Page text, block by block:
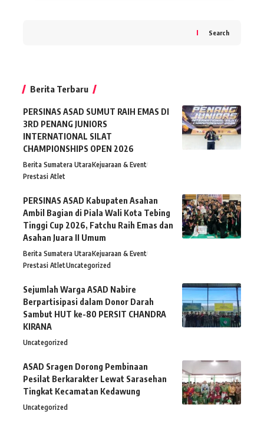
Search
Berita Terbaru
PERSINAS ASAD SUMUT RAIH EMAS DI
3RD PENANG JUNIORS
INTERNATIONAL SILAT
CHAMPIONSHIPS OPEN 2026
Berita Sumatera UtaraKejuaraan & Event
Prestasi Atlet
PERSINAS ASAD Kabupaten Asahan
Ambil Bagian di Piala Wali Kota Tebing
Tinggi Cup 2026, Fatchu Raih Emas dan
Asahan Juara II Umum
Berita Sumatera UtaraKejuaraan & Event
Prestasi AtletUncategorized
Sejumlah Warga ASAD Nabire
Berpartisipasi dalam Donor Darah
Sambut HUT ke-80 PERSIT CHANDRA
KIRANA
Uncategorized
ASAD Sragen Dorong Pembinaan
Pesilat Berkarakter Lewat Sarasehan
Tingkat Kecamatan Kedawung
Uncategorized